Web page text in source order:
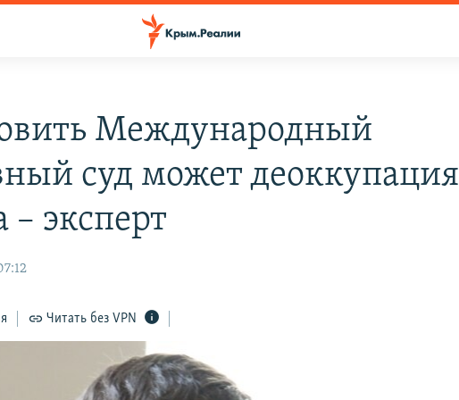
Международный
суд может деоккупация
эксперт
Читать без VPN